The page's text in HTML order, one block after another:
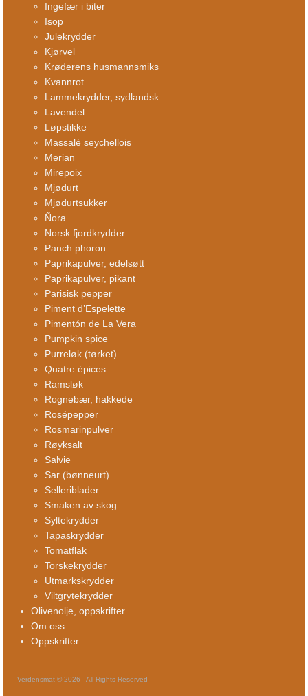
Ingefær i biter
Isop
Julekrydder
Kjørvel
Krøderens husmannsmiks
Kvannrot
Lammekrydder, sydlandsk
Lavendel
Løpstikke
Massalé seychellois
Merian
Mirepoix
Mjødurt
Mjødurtsukker
Ñora
Norsk fjordkrydder
Panch phoron
Paprikapulver, edelsøtt
Paprikapulver, pikant
Parisisk pepper
Piment d’Espelette
Pimentón de La Vera
Pumpkin spice
Purreløk (tørket)
Quatre épices
Ramsløk
Rognebær, hakkede
Rosépepper
Rosmarinpulver
Røyksalt
Salvie
Sar (bønneurt)
Selleriblader
Smaken av skog
Syltekrydder
Tapaskrydder
Tomatflak
Torskekrydder
Utmarkskrydder
Viltgrytekrydder
Olivenolje, oppskrifter
Om oss
Oppskrifter
Verdensmat © 2026 - All Rights Reserved